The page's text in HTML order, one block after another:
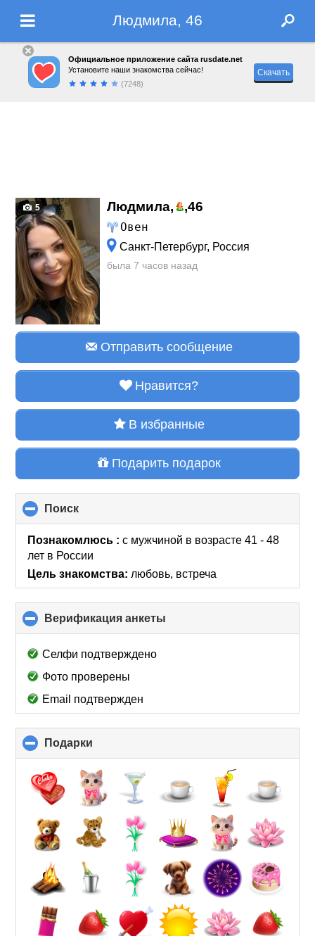
Людмила, 46
Официальное приложение сайта rusdate.net
Установите наши знакомства сейчас!
(7248)
Скачать
5 Людмила, ,46
Овен
Санкт-Петербург, Россия
была 7 часов назад
Отправить сообщение
Нравится?
В избранные
Подарить подарок
Поиск
to
collapse
contents
Познакомлюсь :с мужчиной в возрасте 41 - 48
лет в России
Цель знакомства: любовь, встреча
Верификация анкеты
to
Селфи подтверждено
Фото проверены
Email подтвержден
Подарки
to
collapse
contents